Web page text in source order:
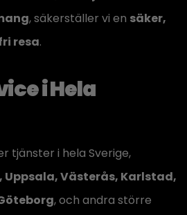
, säkerställer vi en säker,
resa.
i Hela
tjänster i hela Sverige,
Uppsala, Västerås, Karlstad,
, och andra större